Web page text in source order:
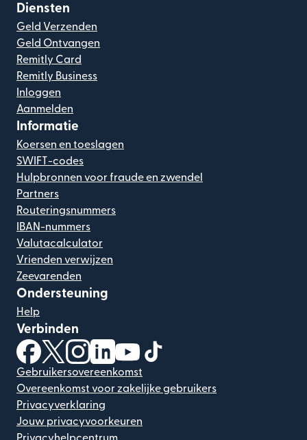
Diensten
Geld Verzenden
Geld Ontvangen
Remitly Card
Remitly Business
Inloggen
Aanmelden
Informatie
Koersen en toeslagen
SWIFT-codes
Hulpbronnen voor fraude en zwendel
Partners
Routeringsnummers
IBAN-nummers
Valutacalculator
Vrienden verwijzen
Zeevarenden
Ondersteuning
Help
Verbinden
(wordt geopend in een nieuw venster)
(wordt geopend in een nieuw venster)
(wordt geopend in een nieuw venster)
(wordt geopend in een nieuw venster)
(wordt geopend in een nieuw
Gebruikersovereenkomst
Overeenkomst voor zakelijke gebruikers
Privacyverklaring
Jouw privacyvoorkeuren
Privacyhelpcentrum